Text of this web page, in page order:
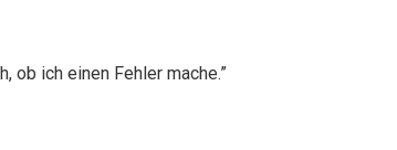
ob ich einen Fehler mache.”